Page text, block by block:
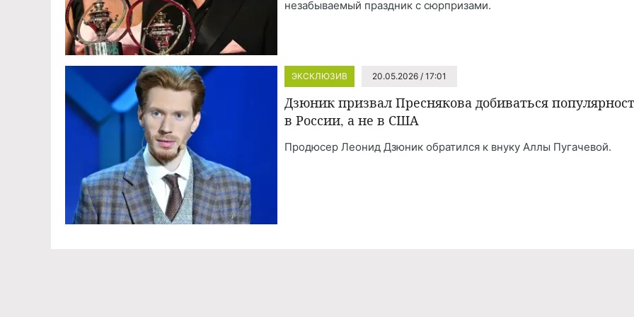
незабываемый праздник с сюрпризами.
ЭКСКЛЮЗИВ 20.05.2026 / 17:01
Дзюник призвал Преснякова добиваться
в России, а не в США
Продюсер Леонид Дзюник обратился к внуку Аллы Пугачевой.